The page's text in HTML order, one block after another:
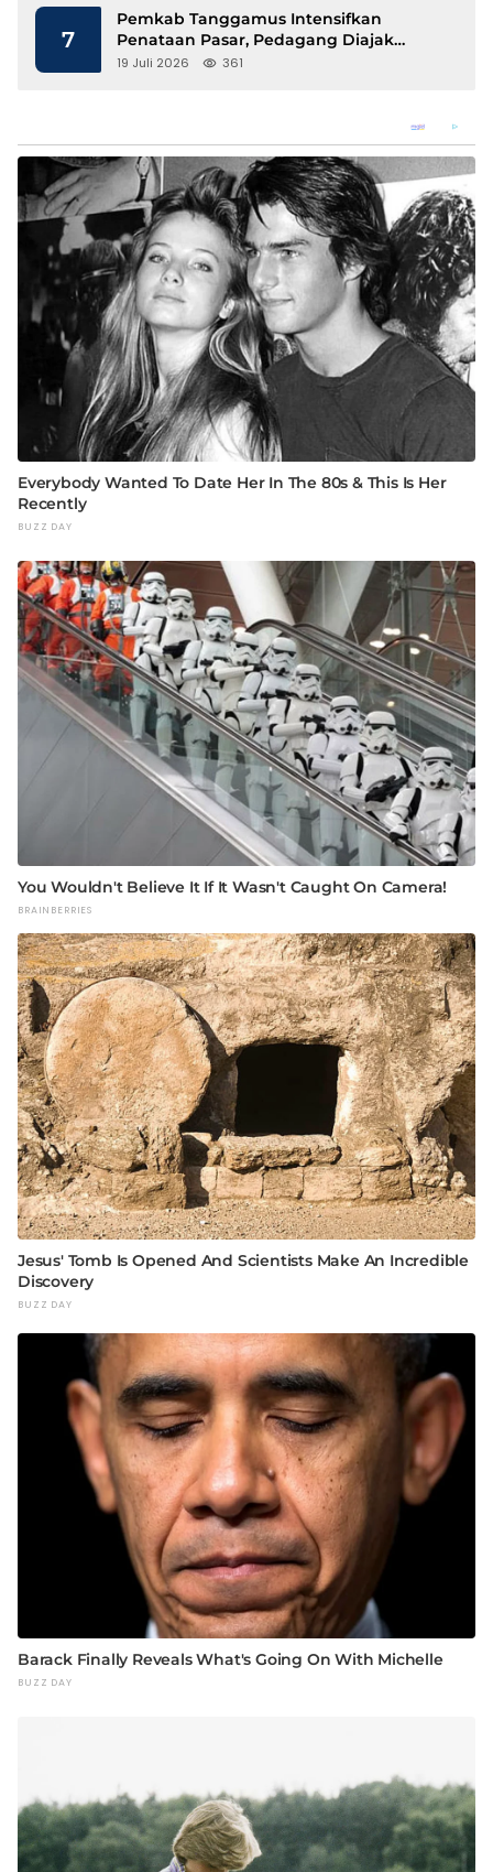
7
Pemkab Tanggamus Intensifkan
Penataan Pasar, Pedagang Diajak
Tempati Pasar Modern Talang Padang
19 Juli 2026 361